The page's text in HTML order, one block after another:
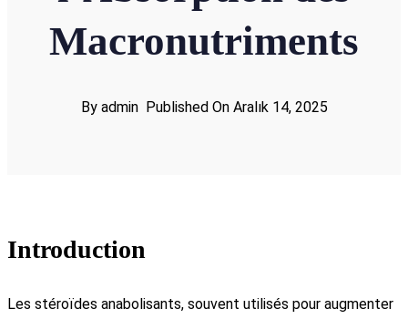
Macronutriments
By admin Published On Aralık 14, 2025
Introduction
Les stéroïdes anabolisants, souvent utilisés pour augmenter